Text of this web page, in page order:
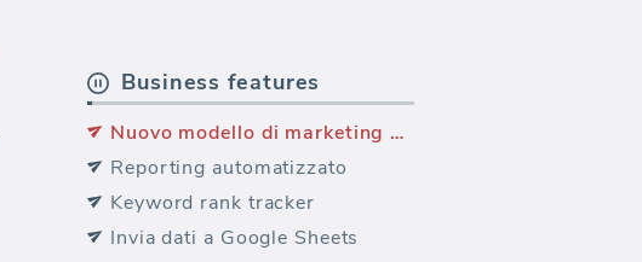
Business features
Nuovo modello di marketing — (Hubspot) Marketing Performance
Reporting automatizzato
Keyword rank tracker
Invia dati a Google Sheets